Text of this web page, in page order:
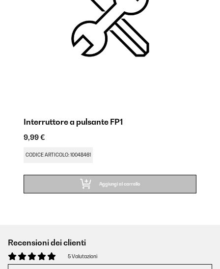
Interruttore a pulsante FP1
9,99 €
CODICE ARTICOLO: 10048461
Aggiungi al carrello
Recensioni dei clienti
5 Valutazioni